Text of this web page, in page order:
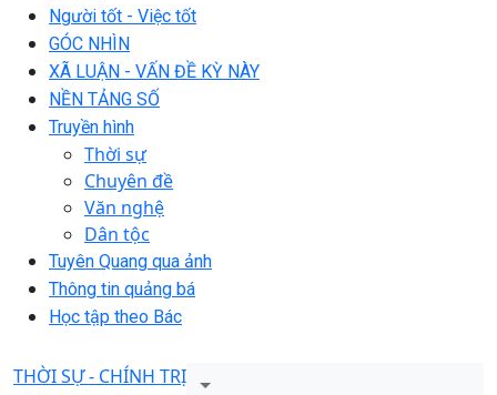
Người tốt - Việc tốt
GÓC NHÌN
XÃ LUẬN - VẤN ĐỀ KỲ NÀY
NỀN TẢNG SỐ
Truyền hình
Thời sự
Chuyên đề
Văn nghệ
Dân tộc
Tuyên Quang qua ảnh
Thông tin quảng bá
Học tập theo Bác
THỜI SỰ - CHÍNH TRỊ